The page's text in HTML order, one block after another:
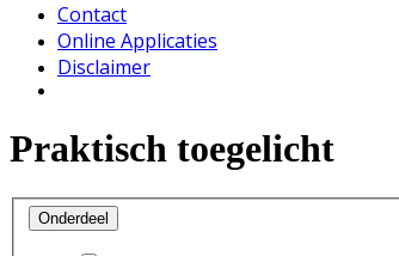
Contact
Online Applicaties
Disclaimer
Praktisch toegelicht
Onderdeel